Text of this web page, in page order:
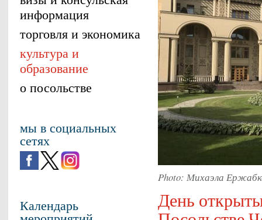
Photo: Михаэла
День
информация
торговля и экономика
культура и
образование
о посольстве
мы в социальных
сетях
Календарь